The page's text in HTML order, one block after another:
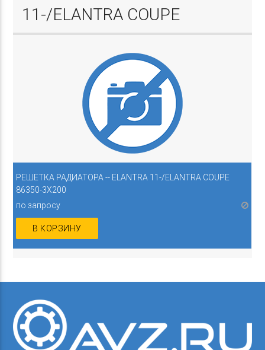
11-/ELANTRA COUPE
РЕШЕТКА РАДИАТОРА -- ELANTRA 11-/ELANTRA COUPE
86350-3X200
по запросу
В КОРЗИНУ